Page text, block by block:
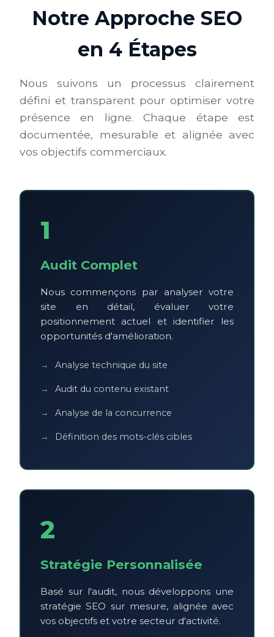
Notre Approche SEO
en 4 Étapes
Nous suivons un processus clairement
défini et transparent pour optimiser votre
présence en ligne. Chaque étape est
documentée, mesurable et alignée avec
vos objectifs commerciaux.
1
Audit Complet
Nous commençons par analyser votre
site en détail, évaluer votre
positionnement actuel et identifier les
opportunités d'amélioration.
Analyse technique du site
Audit du contenu existant
Analyse de la concurrence
Définition des mots-clés cibles
2
Stratégie Personnalisée
Basé sur l'audit, nous développons une
stratégie SEO sur mesure, alignée avec
vos objectifs et votre secteur d'activité.